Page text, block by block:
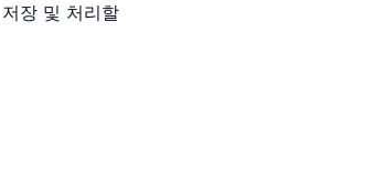
장 및 처리할